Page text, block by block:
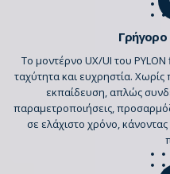
Το μοντέρνο UX/UI του
ταχύτητα και ευχρηστία.
εκπαίδευση, απλώς
παραμετροποιήσεις,
σε ελάχιστο χρόνο,